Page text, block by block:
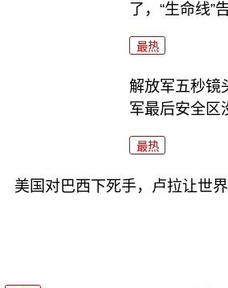
了，“生命线”
最热
解放军五秒镜
军最后安全区
最热
美国对巴西下死手，卢拉让世